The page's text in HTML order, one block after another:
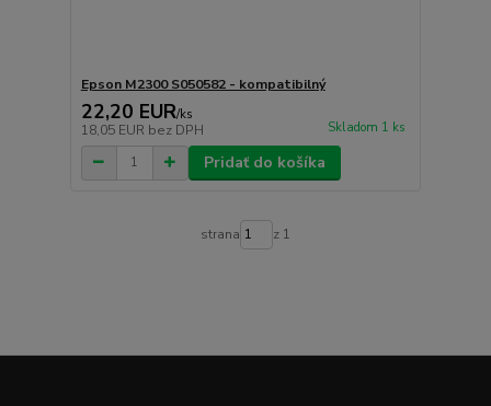
Epson M2300 S050582 - kompatibilný
22,20 EUR/ks
18,05 EUR bez DPH Skladom 1 ks
Pridať do košíka
strana z 1